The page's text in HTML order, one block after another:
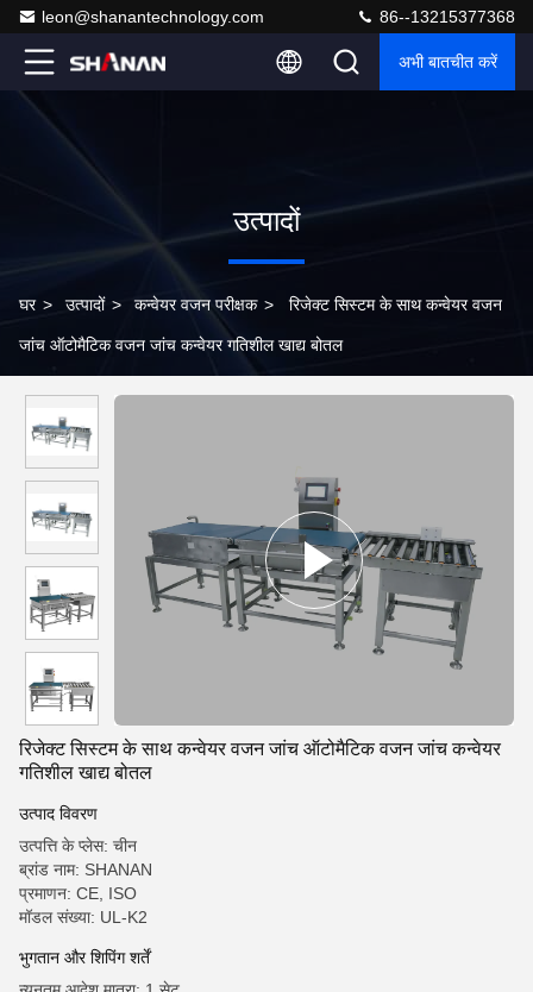
leon@shanantechnology.com 86--13215377368
अभी बातचीत करें
उत्पादों
घर > उत्पादों > कन्वेयर वजन परीक्षक > रिजेक्ट सिस्टम के साथ कन्वेयर वजन
जांच ऑटोमैटिक वजन जांच कन्वेयर गतिशील खाद्य बोतल
रिजेक्ट सिस्टम के साथ कन्वेयर वजन जांच ऑटोमैटिक वजन जांच कन्वेयर
गतिशील खाद्य बोतल
उत्पाद विवरण
उत्पत्ति के प्लेस: चीन
ब्रांड नाम: SHANAN
प्रमाणन: CE, ISO
मॉडल संख्या: UL-K2
भुगतान और शिपिंग शर्तें